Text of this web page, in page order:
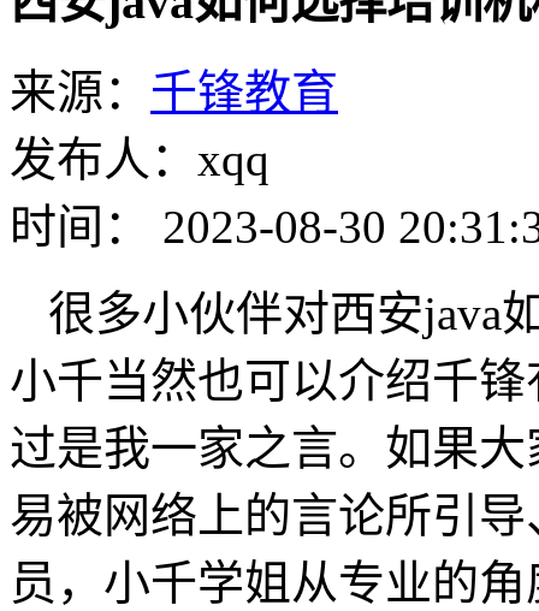
来源： 千锋教育
发布人：xqq
时间： 2023-08-30
很多小伙伴对西安java
小千当然也可以介绍千
过是我一家之言。如果
易被网络上的言论所引
员，小千学姐从专业的